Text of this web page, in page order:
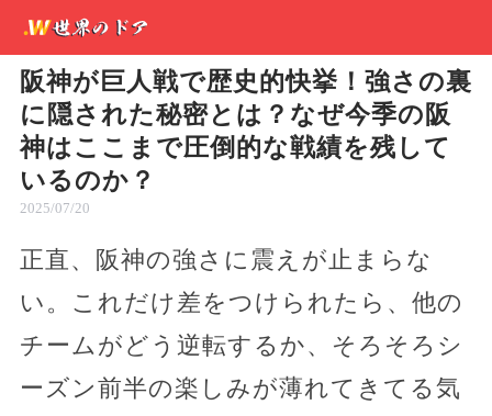
阪神が巨人戦で歴史的快挙！強さの裏
に隠された秘密とは？なぜ今季の阪
神はここまで圧倒的な戦績を残して
いるのか？
2025/07/20
正直、阪神の強さに震えが止まらな
い。これだけ差をつけられたら、他の
チームがどう逆転するか、そろそろシ
ーズン前半の楽しみが薄れてきてる気